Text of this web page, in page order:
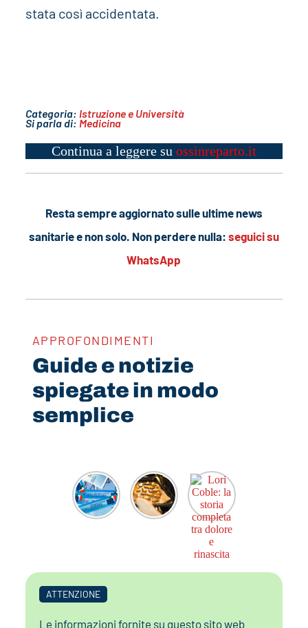
stata così accidentata.
Categoria: Istruzione e Università
Si parla di: Medicina
Continua a leggere su ossinreparto.it
Resta sempre aggiornato sulle ultime news
sanitarie e non solo. Non perdere nulla: seguici su
WhatsApp
APPROFONDIMENTI
Guide e notizie
spiegate in modo
semplice
ATTENZIONE
Le informazioni fornite su questo sito web